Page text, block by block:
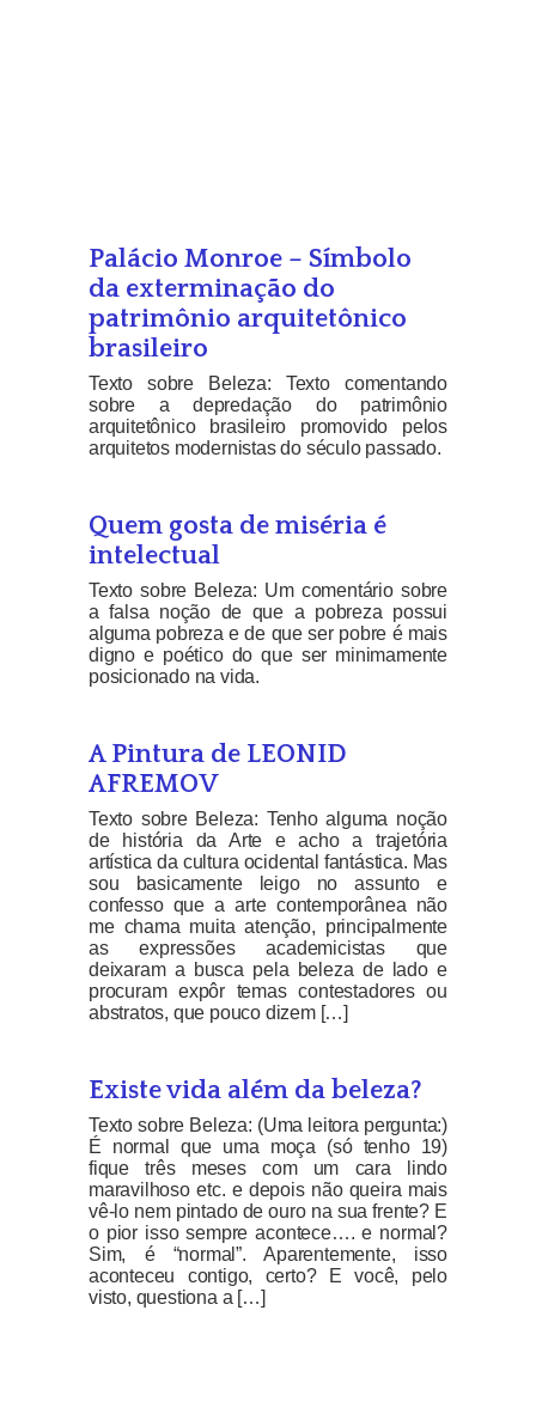
Palácio Monroe – Símbolo
da exterminação do
patrimônio arquitetônico
brasileiro
Texto sobre Beleza: Texto comentando
sobre a depredação do patrimônio
arquitetônico brasileiro promovido pelos
arquitetos modernistas do século passado.
Quem gosta de miséria é
intelectual
Texto sobre Beleza: Um comentário sobre
a falsa noção de que a pobreza possui
alguma pobreza e de que ser pobre é mais
digno e poético do que ser minimamente
posicionado na vida.
A Pintura de LEONID
AFREMOV
Texto sobre Beleza: Tenho alguma noção
de história da Arte e acho a trajetória
artística da cultura ocidental fantástica. Mas
sou basicamente leigo no assunto e
confesso que a arte contemporânea não
me chama muita atenção, principalmente
as expressões academicistas que
deixaram a busca pela beleza de lado e
procuram expôr temas contestadores ou
abstratos, que pouco dizem […]
Existe vida além da beleza?
Texto sobre Beleza: (Uma leitora pergunta:)
É normal que uma moça (só tenho 19)
fique três meses com um cara lindo
maravilhoso etc. e depois não queira mais
vê-lo nem pintado de ouro na sua frente? E
o pior isso sempre acontece…. e normal?
Sim, é “normal”. Aparentemente, isso
aconteceu contigo, certo? E você, pelo
visto, questiona a […]